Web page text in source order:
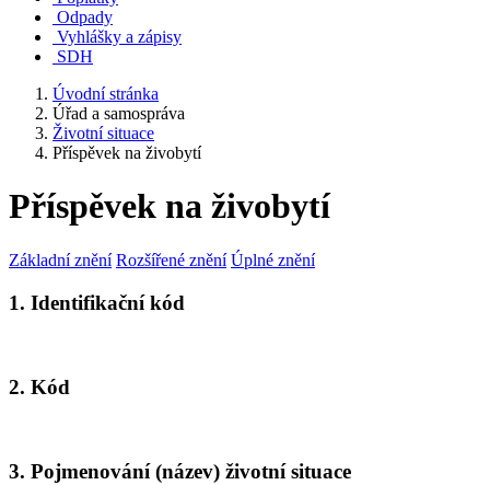
Odpady
Vyhlášky a zápisy
SDH
Úvodní stránka
Úřad a samospráva
Životní situace
Příspěvek na živobytí
Příspěvek na živobytí
Základní znění Rozšířené znění Úplné znění
1. Identifikační kód
2. Kód
3. Pojmenování (název) životní situace